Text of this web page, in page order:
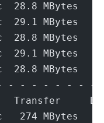
sec  28.8
sec  29.1
sec  28.8
sec  29.1
sec  28.8
- - - - - - - -
Transfer
274 MBytes